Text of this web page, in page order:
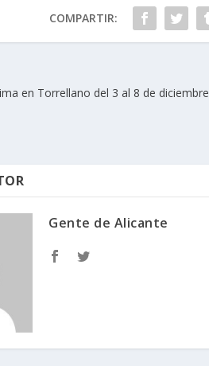
COMPARTIR:
en Torrellano del 3 al 8 de diciembre
Gente de Alicante